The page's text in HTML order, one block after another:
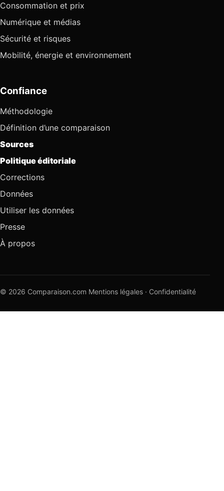
Consommation et prix
Numérique et médias
Sécurité et risques
Mobilité, énergie et environnement
Confiance
Méthodologie
Définition d’une comparaison
Sources
Politique éditoriale
Corrections
Données
Utiliser les données
Presse
À propos
© 2026 Comparaison.com Mentions légales · Confidentialité